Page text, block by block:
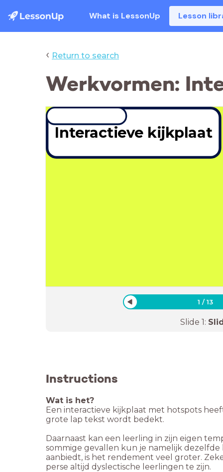
What is LessonUp Lesson
‹ Return to search
Werkvormen:
Interactieve kijkplaat
1 /13
Slide 1:
Instructions
Wat is het?
Een interactieve kijkplaat met hotspots
grote lap tekst wordt bedekt.
Daarnaast kan een leerling in zijn eigen
sommige gevallen kun je namelijk
aanbiedt, is het rendement veel groter.
perse altijd dyslectische leerlingen te zijn.